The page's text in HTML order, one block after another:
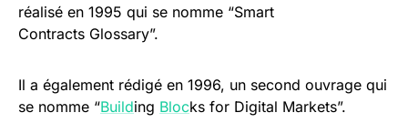
réalisé en 1995 qui se nomme “Smart
Contracts Glossary”.
Il a également rédigé en 1996, un second ouvrage qui
se nomme “Building Blocks for Digital Markets”.